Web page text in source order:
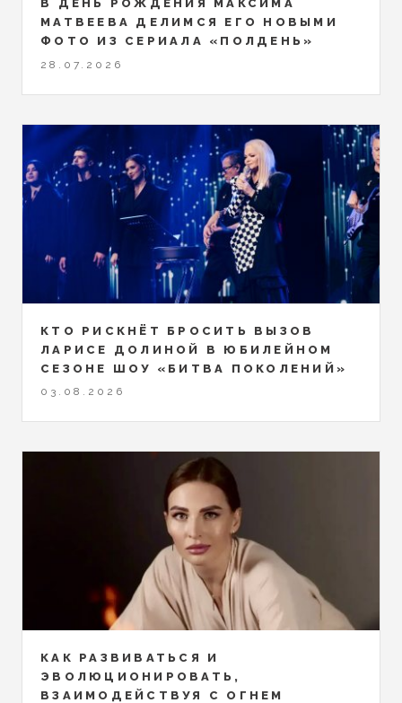
В ДЕНЬ РОЖДЕНИЯ МАКСИМА
МАТВЕЕВА ДЕЛИМСЯ ЕГО НОВЫМИ
ФОТО ИЗ СЕРИАЛА «ПОЛДЕНЬ»
28.07.2026
КТО РИСКНЁТ БРОСИТЬ ВЫЗОВ
ЛАРИСЕ ДОЛИНОЙ В ЮБИЛЕЙНОМ
СЕЗОНЕ ШОУ «БИТВА ПОКОЛЕНИЙ»
03.08.2026
КАК РАЗВИВАТЬСЯ И
ЭВОЛЮЦИОНИРОВАТЬ,
ВЗАИМОДЕЙСТВУЯ С ОГНЕМ